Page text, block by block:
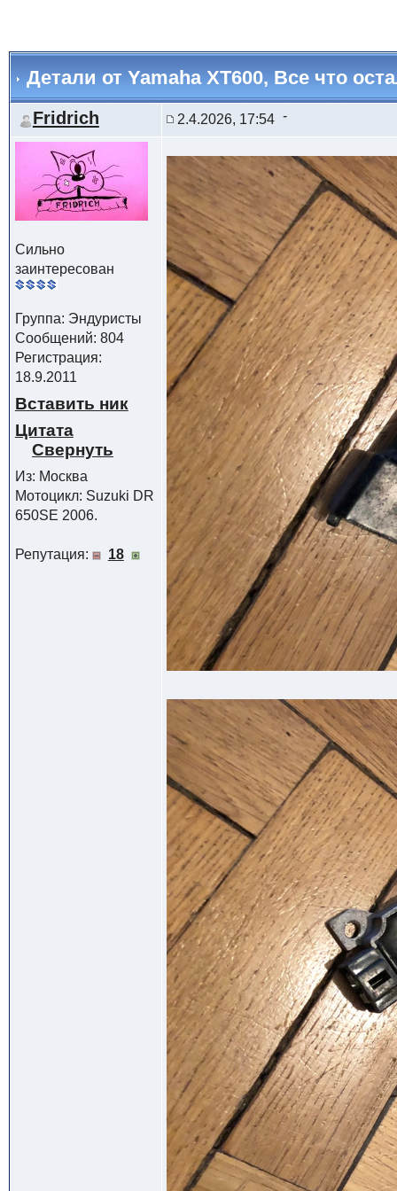
Детали от Yamaha XT600, Все что
Fridrich 2.4.2026, 17:54
Сильно
заинтересован
Группа: Эндуристы
Сообщений: 804
Регистрация:
18.9.2011
Вставить ник
Цитата
Из: Москва
Мотоцикл: Suzuki DR
650SE 2006.
Репутация: 18